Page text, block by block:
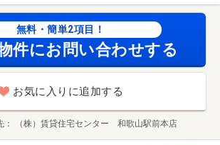
無料・簡単2項目！
件にお問い合わせする
お気に入りに追加する
（株）賃貸住宅センター 和歌山駅前本店